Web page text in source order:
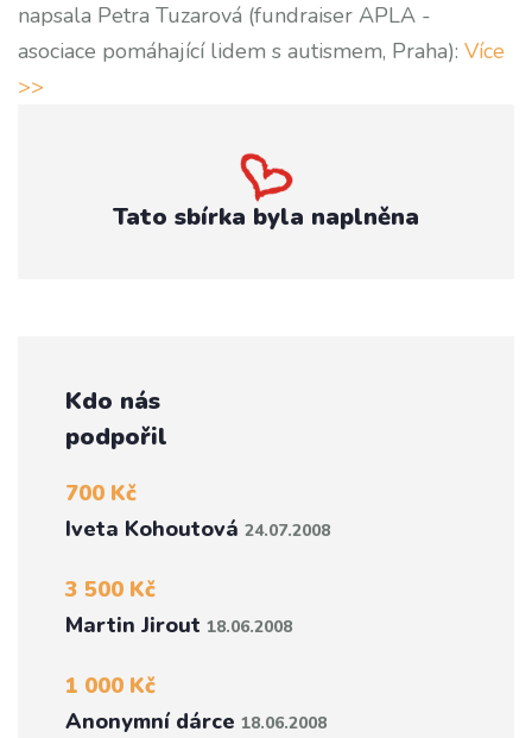
napsala Petra Tuzarová (fundraiser APLA -
asociace pomáhající lidem s autismem, Praha): Více
>>
Tato sbírka byla naplněna
Kdo nás
podpořil
700 Kč
Iveta Kohoutová 24.07.2008
3 500 Kč
Martin Jirout 18.06.2008
1 000 Kč
Anonymní dárce 18.06.2008